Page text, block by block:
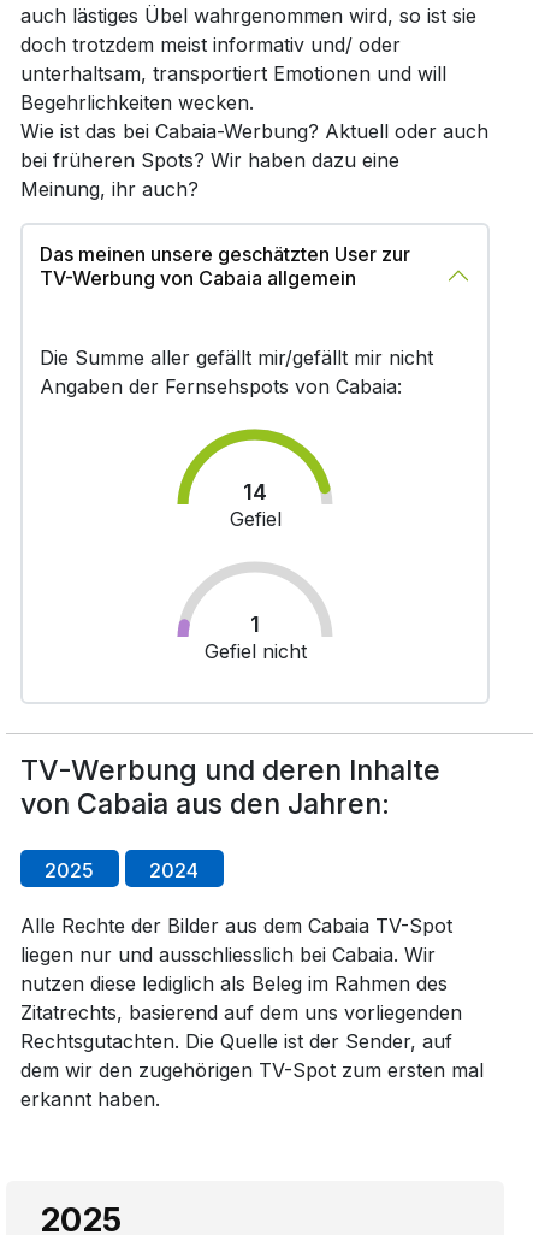
auch lästiges Übel wahrgenommen wird, so ist sie
doch trotzdem meist informativ und/ oder
unterhaltsam, transportiert Emotionen und will
Begehrlichkeiten wecken.
Wie ist das bei Cabaia-Werbung? Aktuell oder auch
bei früheren Spots? Wir haben dazu eine
Meinung, ihr auch?
Das meinen unsere geschätzten User zur
TV-Werbung von Cabaia allgemein
Die Summe aller gefällt mir/gefällt mir nicht
Angaben der Fernsehspots von Cabaia:
14
Gefiel
1
Gefiel nicht
TV-Werbung und deren Inhalte
von Cabaia aus den Jahren:
2025 2024
Alle Rechte der Bilder aus dem Cabaia TV-Spot
liegen nur und ausschliesslich bei Cabaia. Wir
nutzen diese lediglich als Beleg im Rahmen des
Zitatrechts, basierend auf dem uns vorliegenden
Rechtsgutachten. Die Quelle ist der Sender, auf
dem wir den zugehörigen TV-Spot zum ersten mal
erkannt haben.
2025